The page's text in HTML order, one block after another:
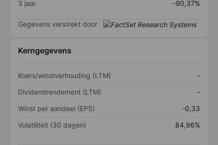
3 jaar
-90,37%
Gegevens verstrekt door
Kerngegevens
Koers/winstverhouding (LTM)
-
Dividendrendement (LTM)
-
Winst per aandeel (EPS)
-0,33
Volatiliteit (30 dagen)
84,96%